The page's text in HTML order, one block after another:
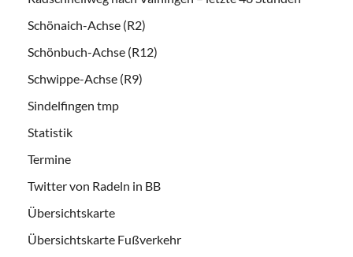
Schönaich-Achse (R2)
Schönbuch-Achse (R12)
Schwippe-Achse (R9)
Sindelfingen tmp
Statistik
Termine
Twitter von Radeln in BB
Übersichtskarte
Übersichtskarte Fußverkehr